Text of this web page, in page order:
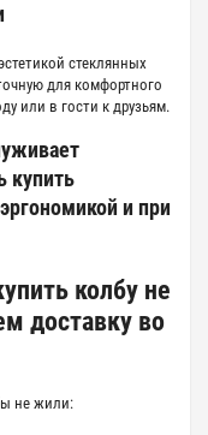
стеклянных
для комфортного
или в гости к друзьям.
купить
и при
колбу не
доставку во
не жили: